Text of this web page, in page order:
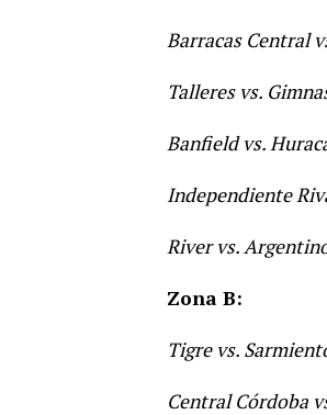
Barracas Central
Talleres vs.
Banfield vs.
Independiente
River vs.
Zona B:
Tigre vs.
Central Córdoba